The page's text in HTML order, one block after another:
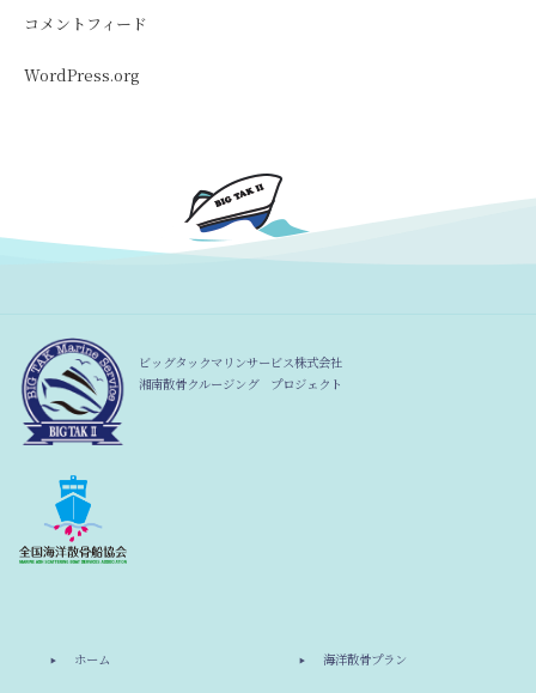
コメントフィード
WordPress.org
ビッグタックマリンサービス株式会社
湘南散骨クルージング プロジェクト
ホーム 海洋散骨プラン